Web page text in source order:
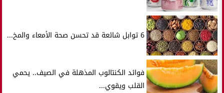
6 توابل شائعة قد تحسن صحة الأمعاء والمخ...
فوائد الكنتالوب المذهلة في الصيف.. يحمي
القلب ويقوي...